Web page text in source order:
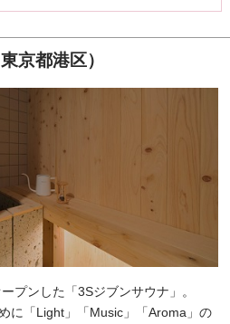
京都港区）
プンした「3Sジブンサウナ」。
に「Light」「Music」「Aroma」の